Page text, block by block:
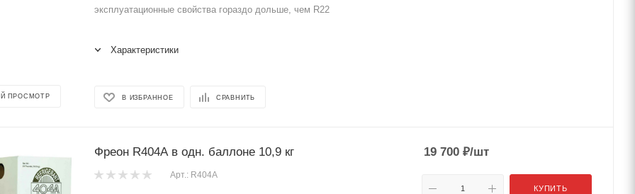
ПРОСМОТР
эксплуатационные свойства гораздо дольше, чем R22
Характеристики
В ИЗБРАННОЕ СРАВНИТЬ
Фреон R404А в одн. баллоне 10,9 кг
Арт.: R404А
19 700 ₽/шт
КУПИТЬ